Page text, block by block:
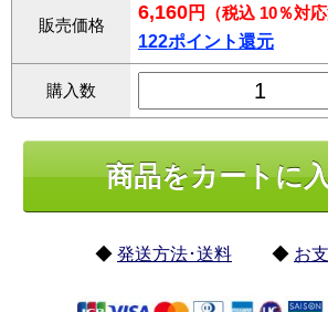
販売価格
6,160円
（税込 10％対応
122ポイント還元
購入数
◆ 発送方法･送料 ◆ お